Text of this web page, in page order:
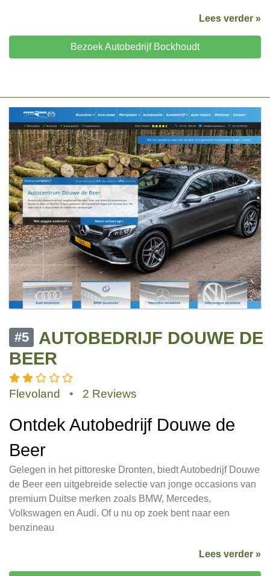
Lees verder »
Bezoek Autobedrijf Bockhoudt
#5
AUTOBEDRIJF DOUWE DE
BEER
Flevoland • 2 Reviews
Ontdek Autobedrijf Douwe de
Beer
Gelegen in het pittoreske Dronten, biedt Autobedrijf Douwe
de Beer een uitgebreide selectie van jonge occasions van
premium Duitse merken zoals BMW, Mercedes,
Volkswagen en Audi. Of u nu op zoek bent naar een
benzineau
Lees verder »